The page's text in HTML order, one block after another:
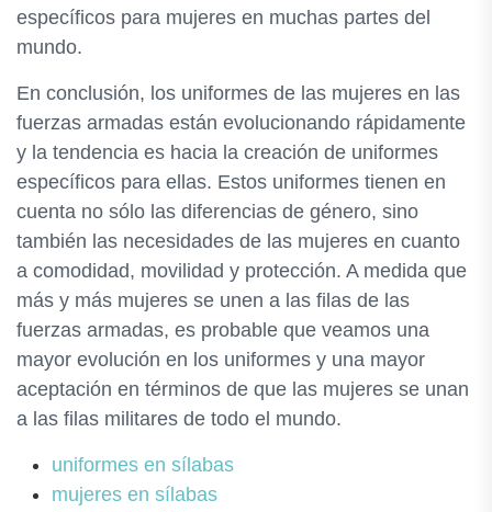
específicos para mujeres en muchas partes del
mundo.
En conclusión, los uniformes de las mujeres en las
fuerzas armadas están evolucionando rápidamente
y la tendencia es hacia la creación de uniformes
específicos para ellas. Estos uniformes tienen en
cuenta no sólo las diferencias de género, sino
también las necesidades de las mujeres en cuanto
a comodidad, movilidad y protección. A medida que
más y más mujeres se unen a las filas de las
fuerzas armadas, es probable que veamos una
mayor evolución en los uniformes y una mayor
aceptación en términos de que las mujeres se unan
a las filas militares de todo el mundo.
uniformes en sílabas
mujeres en sílabas